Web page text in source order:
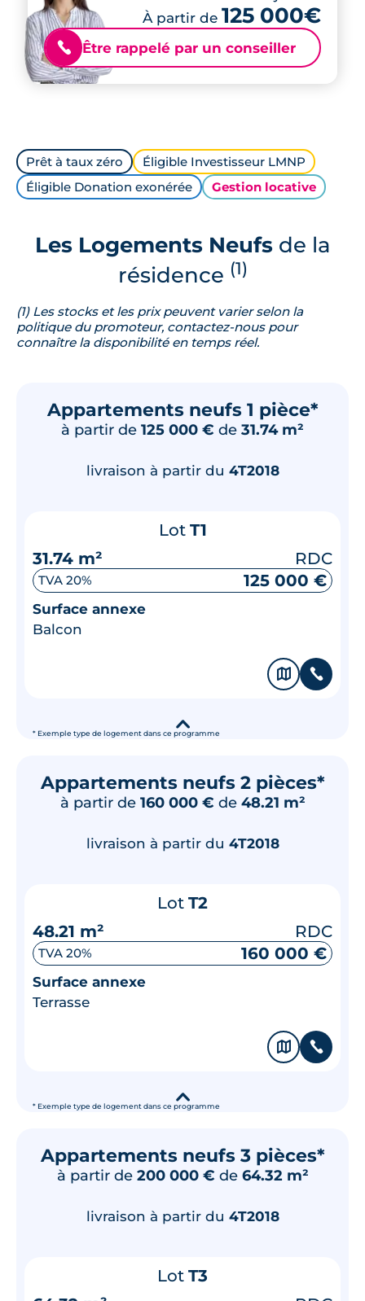
À partir de 125 000€
📞 Être rappelé par un conseiller
Prêt à taux zéro
Éligible Investisseur LMNP
Éligible Donation exonérée
Gestion locative
Les Logements Neufsde la
résidence (1)
(1) Les stocks et les prix peuvent varier selon la
politique du promoteur, contactez-nous pour
connaître la disponibilité en temps réel.
Appartements neufs 1 pièce*
à partir de 125 000 € de 31.74 m²
* Exemple type de logement dans ce programme
livraison à partir du 4T2018
Lot T1
31.74 m²
RDC
TVA 20% 125 000 €
Surface annexe
Balcon
🗞 📞
▾
Appartements neufs 2 pièces*
à partir de 160 000 € de 48.21 m²
* Exemple type de logement dans ce programme
livraison à partir du 4T2018
Lot T2
48.21 m²
RDC
TVA 20% 160 000 €
Surface annexe
Terrasse
🗞 📞
▾
Appartements neufs 3 pièces*
à partir de 200 000 € de 64.32 m²
livraison à partir du 4T2018
Lot T3